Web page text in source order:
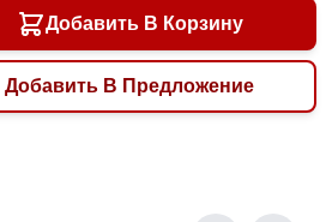
Добавить В Корзину
Добавить В Предложение